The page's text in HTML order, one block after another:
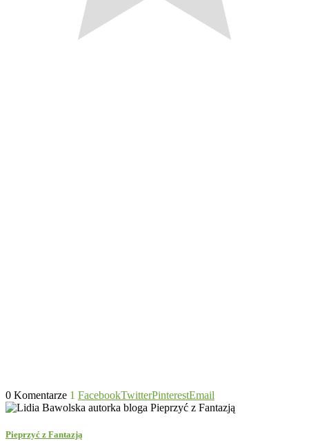
0 Komentarze 1 FacebookTwitterPinterestEmail
Pieprzyć z Fantazją